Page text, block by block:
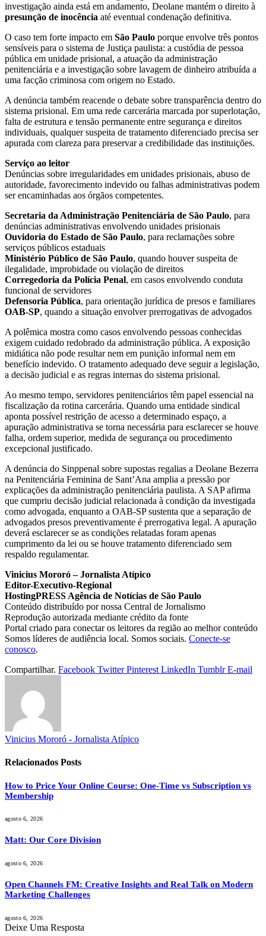
investigação ainda está em andamento, Deolane mantém o direito à
presunção de inocência até eventual condenação definitiva.
O caso tem forte impacto em São Paulo porque envolve três pontos
sensíveis para o sistema de Justiça paulista: a custódia de pessoa
pública em unidade prisional, a atuação da administração
penitenciária e a investigação sobre lavagem de dinheiro atribuída a
uma facção criminosa com origem no Estado.
A denúncia também reacende o debate sobre transparência dentro do
sistema prisional. Em uma rede carcerária marcada por superlotação,
falta de estrutura e tensão permanente entre segurança e direitos
individuais, qualquer suspeita de tratamento diferenciado precisa ser
apurada com clareza para preservar a credibilidade das instituições.
Serviço ao leitor
Denúncias sobre irregularidades em unidades prisionais, abuso de
autoridade, favorecimento indevido ou falhas administrativas podem
ser encaminhadas aos órgãos competentes.
Secretaria da Administração Penitenciária de São Paulo, para
denúncias administrativas envolvendo unidades prisionais
Ouvidoria do Estado de São Paulo, para reclamações sobre
serviços públicos estaduais
Ministério Público de São Paulo, quando houver suspeita de
ilegalidade, improbidade ou violação de direitos
Corregedoria da Polícia Penal, em casos envolvendo conduta
funcional de servidores
Defensoria Pública, para orientação jurídica de presos e familiares
OAB-SP, quando a situação envolver prerrogativas de advogados
A polêmica mostra como casos envolvendo pessoas conhecidas
exigem cuidado redobrado da administração pública. A exposição
midiática não pode resultar nem em punição informal nem em
benefício indevido. O tratamento adequado deve seguir a legislação,
a decisão judicial e as regras internas do sistema prisional.
Ao mesmo tempo, servidores penitenciários têm papel essencial na
fiscalização da rotina carcerária. Quando uma entidade sindical
aponta possível restrição de acesso a determinado espaço, a
apuração administrativa se torna necessária para esclarecer se houve
falha, ordem superior, medida de segurança ou procedimento
excepcional justificado.
A denúncia do Sinppenal sobre supostas regalias a Deolane Bezerra
na Penitenciária Feminina de Sant’Ana amplia a pressão por
explicações da administração penitenciária paulista. A SAP afirma
que cumpriu decisão judicial relacionada à condição da investigada
como advogada, enquanto a OAB-SP sustenta que a separação de
advogados presos preventivamente é prerrogativa legal. A apuração
deverá esclarecer se as condições relatadas foram apenas
cumprimento da lei ou se houve tratamento diferenciado sem
respaldo regulamentar.
Vinicius Mororó – Jornalista Atípico
Editor-Executivo-Regional
HostingPRESS Agência de Notícias de São Paulo
Conteúdo distribuído por nossa Central de Jornalismo
Reprodução autorizada mediante crédito da fonte
Portal criado para conectar os leitores da região ao melhor conteúdo
Somos líderes de audiência local. Somos sociais. Conecte-se
conosco.
Compartilhar. Facebook Twitter Pinterest LinkedIn Tumblr E-mail
Vinicius Mororó - Jornalista Atípico
Relacionados Posts
How to Price Your Online Course: One-Time vs Subscription vs
Membership
agosto 6, 2026
Matt: Our Core Division
agosto 6, 2026
Open Channels FM: Creative Insights and Real Talk on Modern
Marketing Challenges
agosto 6, 2026
Deixe Uma Resposta